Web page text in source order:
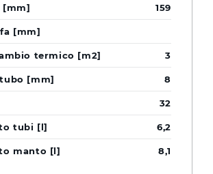
159
3
8
32
6,2
8,1